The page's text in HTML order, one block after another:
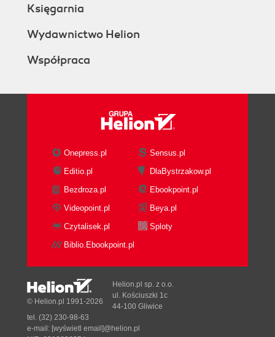
Księgarnia
Wydawnictwo Helion
Współpraca
Onepress.pl
Sensus.pl
Editio.pl
DlaBystrzakow.pl
Bezdroza.pl
Ebookpoint.pl
Videopoint.pl
Beya.pl
Czytalisek.pl
Sploty
Biblio.Ebookpoint.pl
© Helion.pl 1991-2026
Helion.pl sp. z o.o.
ul. Kościuszki 1c
44-100 Gliwice
tel. (32) 230-98-63
e-mail: [wyświetl email]@helion.pl